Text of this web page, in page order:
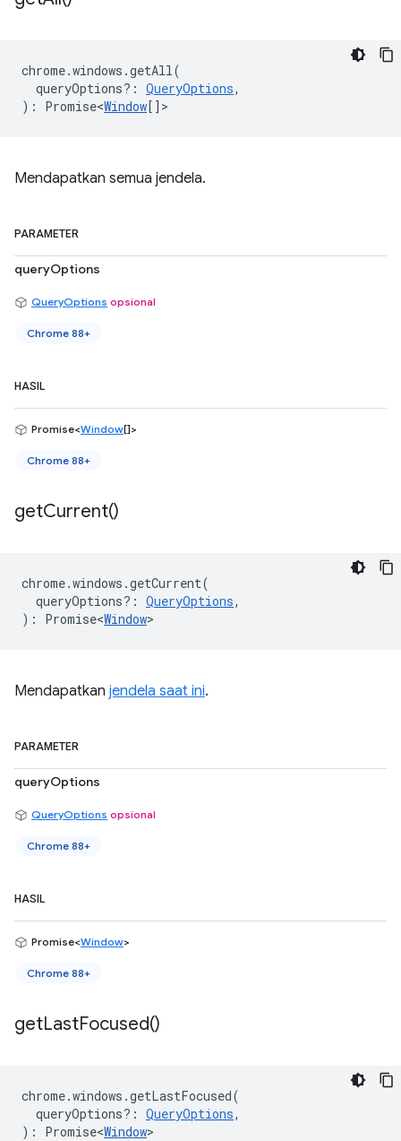
chrome.windows .getAll(
queryOptions? : QueryOptions,
) : Promise<Window[] >
Mendapatkan semua jendela.
PARAMETER
queryOptions
QueryOptions opsional
Chrome 88+
HASIL
Promise<Window[]>
Chrome 88+
getCurrent()
chrome.windows .getCurrent(
queryOptions? : QueryOptions,
) : Promise<Window>
Mendapatkan jendela saat ini.
PARAMETER
queryOptions
QueryOptions opsional
Chrome 88+
HASIL
Promise<Window>
Chrome 88+
getLastFocused()
chrome.windows .getLastFocused(
queryOptions? : QueryOptions,
) : Promise<Window>